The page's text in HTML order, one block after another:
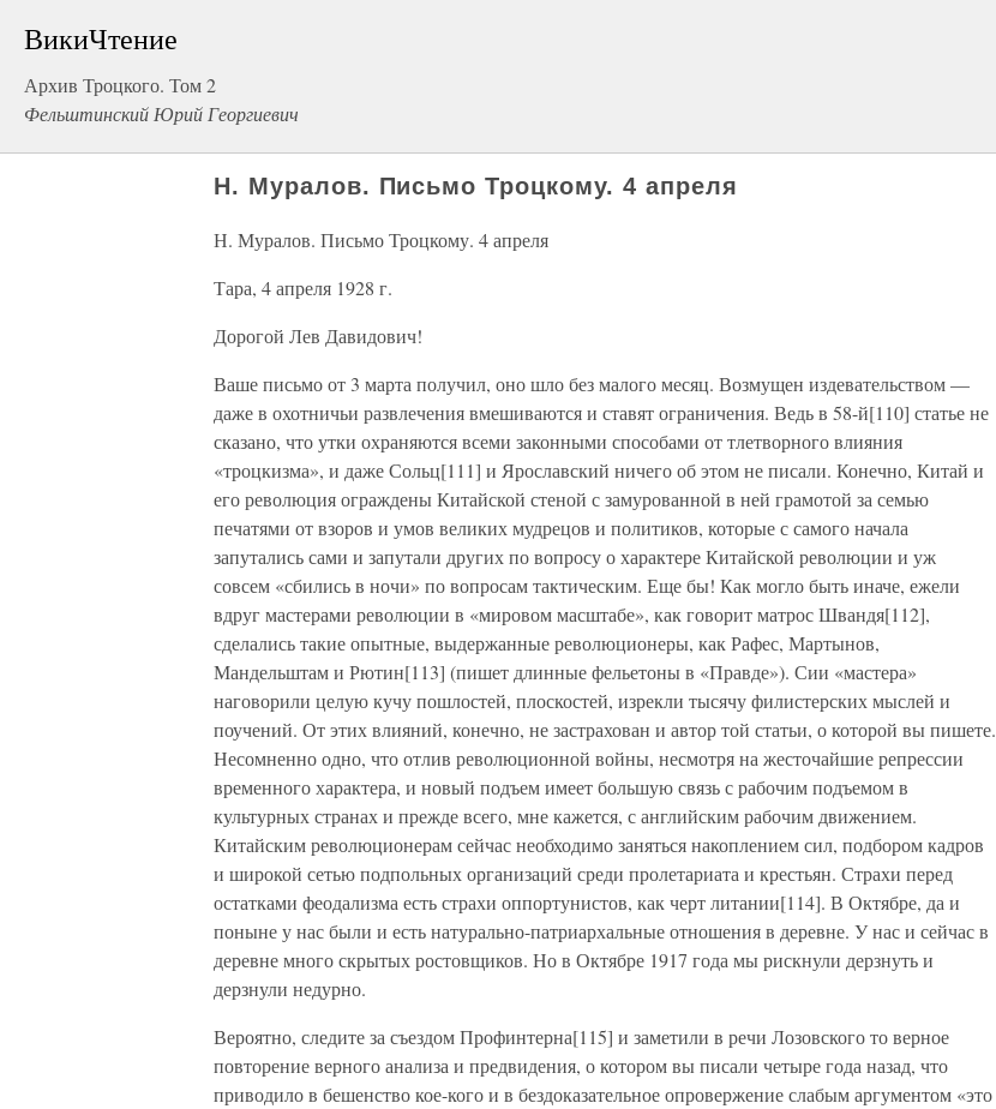
ВикиЧтение
Архив Троцкого. Том 2
Фельштинский Юрий Георгиевич
Н. Муралов. Письмо Троцкому. 4 апреля
Н. Муралов. Письмо Троцкому. 4 апреля
Тара, 4 апреля 1928 г.
Дорогой Лев Давидович!
Ваше письмо от 3 марта получил, оно шло без малого месяц. Возмущен издевательством —
даже в охотничьи развлечения вмешиваются и ставят ограничения. Ведь в 58-й[110] статье не
сказано, что утки охраняются всеми законными способами от тлетворного влияния
«троцкизма», и даже Сольц[111] и Ярославский ничего об этом не писали. Конечно, Китай и
его революция ограждены Китайской стеной с замурованной в ней грамотой за семью
печатями от взоров и умов великих мудрецов и политиков, которые с самого начала
запутались сами и запутали других по вопросу о характере Китайской революции и уж
совсем «сбились в ночи» по вопросам тактическим. Еще бы! Как могло быть иначе, ежели
вдруг мастерами революции в «мировом масштабе», как говорит матрос Швандя[112],
сделались такие опытные, выдержанные революционеры, как Рафес, Мартынов,
Мандельштам и Рютин[113] (пишет длинные фельетоны в «Правде»). Сии «мастера»
наговорили целую кучу пошлостей, плоскостей, изрекли тысячу филистерских мыслей и
поучений. От этих влияний, конечно, не застрахован и автор той статьи, о которой вы пишете.
Несомненно одно, что отлив революционной войны, несмотря на жесточайшие репрессии
временного характера, и новый подъем имеет большую связь с рабочим подъемом в
культурных странах и прежде всего, мне кажется, с английским рабочим движением.
Китайским революционерам сейчас необходимо заняться накоплением сил, подбором кадров
и широкой сетью подпольных организаций среди пролетариата и крестьян. Страхи перед
остатками феодализма есть страхи оппортунистов, как черт литании[114]. В Октябре, да и
поныне у нас были и есть натурально-патриархальные отношения в деревне. У нас и сейчас в
деревне много скрытых ростовщиков. Но в Октябре 1917 года мы рискнули дерзнуть и
дерзнули недурно.
Вероятно, следите за съездом Профинтерна[115] и заметили в речи Лозовского то верное
повторение верного анализа и предвидения, о котором вы писали четыре года назад, что
приводило в бешенство кое-кого и в бездоказательное опровержение слабым аргументом «это